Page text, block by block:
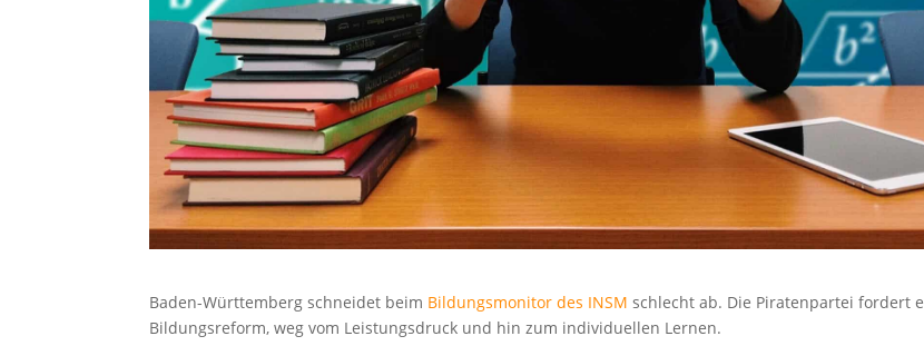
Baden-Württemberg schneidet beim Bildungsmonitor des INSM schlecht ab. Die Piratenpartei fordert
Bildungsreform, weg vom Leistungsdruck und hin zum individuellen Lernen.